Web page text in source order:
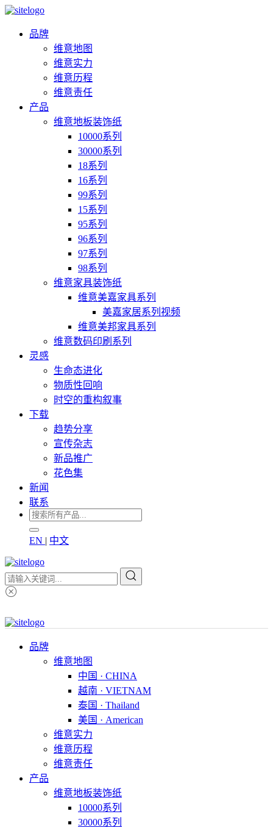
品牌
维意地图
维意实力
维意历程
维意责任
产品
维意地板装饰纸
10000系列
30000系列
18系列
16系列
99系列
15系列
95系列
96系列
97系列
98系列
维意家具装饰纸
维意美嘉家具系列
美嘉家居系列视频
维意美邦家具系列
维意数码印刷系列
灵感
生命态进化
物质性回响
时空的重构叙事
下载
趋势分享
宣传杂志
新品推广
花色集
新闻
联系
EN | 中文
品牌
维意地图
中国 · CHINA
越南 · VIETNAM
泰国 · Thailand
美国 · American
维意实力
维意历程
维意责任
产品
维意地板装饰纸
10000系列
30000系列